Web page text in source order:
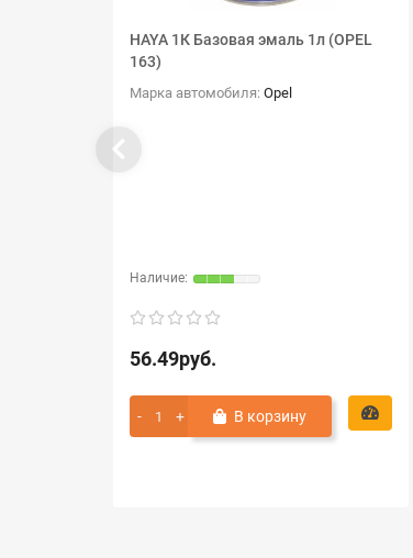
HAYA 1К Базовая эмаль 1л (OPEL
163)
Марка автомобиля: Opel
56.49руб.
В корзину